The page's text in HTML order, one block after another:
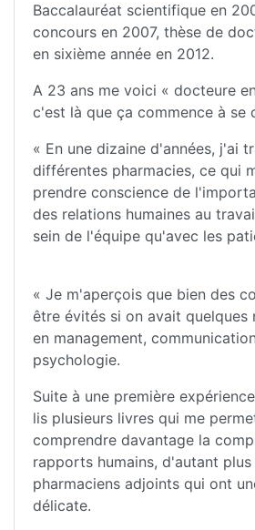
Baccalauréat scientifique en
concours en 2007, thèse de
en sixième année en 2012.
A 23 ans me voici « docteure
c'est là que ça commence à se
« En une dizaine d'années, j'ai
différentes pharmacies, ce qui
prendre conscience de
des relations humaines au
sein de l'équipe qu'avec les
« Je m'aperçois que bien des
être évités si on avait quelques
en management,
psychologie.
Suite à une première
lis plusieurs livres qui me
comprendre davantage la
rapports humains, d'autant
pharmaciens adjoints qui ont
délicate.